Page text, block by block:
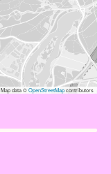
Map data ©OpenStreetMapcontributors